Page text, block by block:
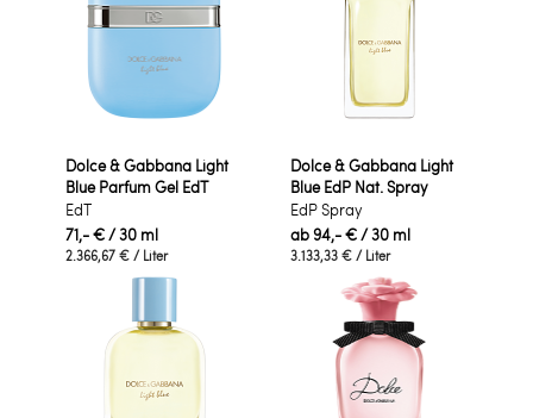
Dolce & Gabbana Light
Blue Parfum Gel EdT
EdT
71,- €/ 30 ml
2.366,67 € / Liter
Dolce & Gabbana Light
Blue EdP Nat. Spray
EdP Spray
ab94,- €/ 30 ml
3.133,33 € / Liter